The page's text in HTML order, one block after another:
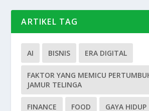
ARTIKEL TAG
AI BISNIS ERA DIGITAL
FAKTOR YANG MEMICU
JAMUR TELINGA
FINANCE FOOD GAYA HIDUP